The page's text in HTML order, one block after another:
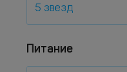
5 звезд
Питание